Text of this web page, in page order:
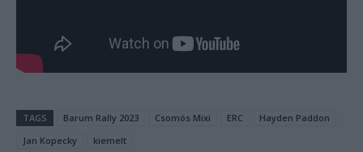
TAGS Barum Rally 2023 Csomós Mixi ERC
Hayden Paddon
Jan Kopecky
kiemelt